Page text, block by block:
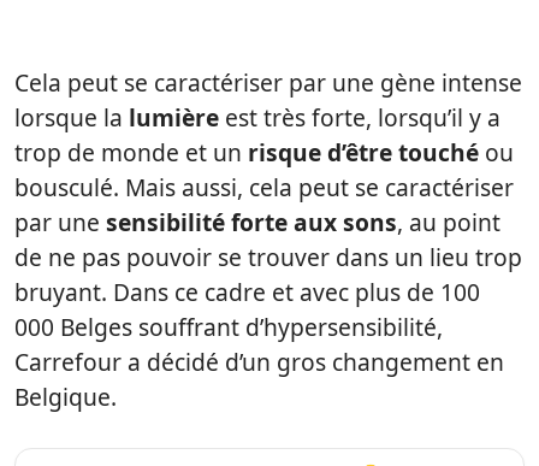
Cela peut se caractériser par une gène intense
lorsque la lumière est très forte, lorsqu’il y a
trop de monde et un risque d’être touché ou
bousculé. Mais aussi, cela peut se caractériser
par une sensibilité forte aux sons, au point
de ne pas pouvoir se trouver dans un lieu trop
bruyant. Dans ce cadre et avec plus de 100
000 Belges souffrant d’hypersensibilité,
Carrefour a décidé d’un gros changement en
Belgique.